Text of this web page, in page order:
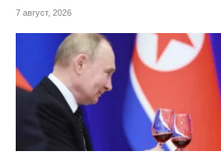
7 август, 2026